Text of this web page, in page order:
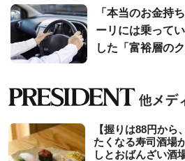
「本当のお金持
ーリには乗って
した「富裕層の
【握りは88円か
たくなる寿司酒場
しとおばんざい酒